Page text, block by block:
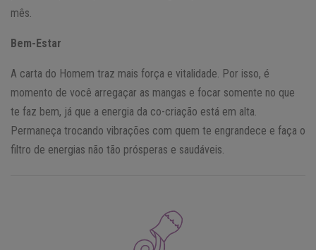
mês.
Bem-Estar
A carta do Homem traz mais força e vitalidade. Por isso, é
momento de você arregaçar as mangas e focar somente no que
te faz bem, já que a energia da co-criação está em alta.
Permaneça trocando vibrações com quem te engrandece e faça o
filtro de energias não tão prósperas e saudáveis.